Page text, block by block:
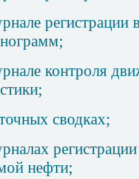
контроля
сводках;
нефти;